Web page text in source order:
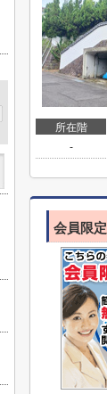
所在階
-
会員限定